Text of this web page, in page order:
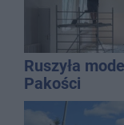
Ruszyła
Pakości